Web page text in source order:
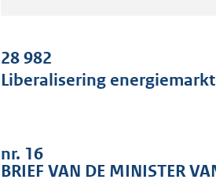
28 982
Liberalisering
nr. 16
BRIEF VAN DE MINISTER